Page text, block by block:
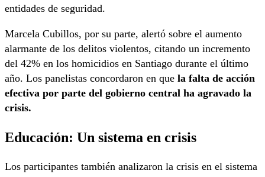
entidades de seguridad.
Marcela Cubillos, por su parte, alertó sobre el aumento
alarmante de los delitos violentos, citando un incremento
del 42% en los homicidios en Santiago durante el último
año. Los panelistas concordaron en que la falta de acción
efectiva por parte del gobierno central ha agravado la
crisis.
Educación: Un sistema en crisis
Los participantes también analizaron la crisis en el sistema